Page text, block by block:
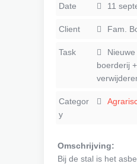
Date 11
Client Fam.
Task
boerderij
Categor
y
Omschrijving:
Bij de stal is het